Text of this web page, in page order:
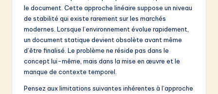
ti
o
le document. Cette approche linéaire suppose un niveau
de stabilité qui existe rarement sur les marchés
modernes. Lorsque l’environnement évolue rapidement,
un document statique devient obsolète avant même
d’être finalisé. Le problème ne réside pas dans le
concept lui-même, mais dans la mise en œuvre et le
manque de contexte temporel.
Pensez aux limitations suivantes inhérentes à l’approche